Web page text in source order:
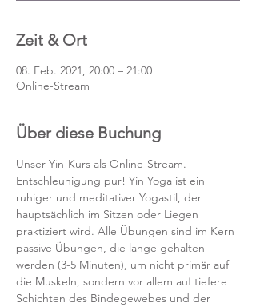
Zeit & Ort
08. Feb. 2021, 20:00 – 21:00
Online-Stream
Über diese Buchung
Unser Yin-Kurs als Online-Stream.
Entschleunigung pur! Yin Yoga ist ein
ruhiger und meditativer Yogastil, der
hauptsächlich im Sitzen oder Liegen
praktiziert wird. Alle Übungen sind im Kern
passive Übungen, die lange gehalten
werden (3-5 Minuten), um nicht primär auf
die Muskeln, sondern vor allem auf tiefere
Schichten des Bindegewebes und der